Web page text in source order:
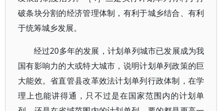
破条块分割的经济管理体制，有利于城乡结合、有利
于统筹城乡发展。
经过20多年的发展，计划单列城市已发展成为我
国有影响力的大或特大城市，说明计划单列政策的巨
大能效。省直管县改革效法计划单列行政体制，在学
理上也能讲得通，只不过是在国家范围内的计划单